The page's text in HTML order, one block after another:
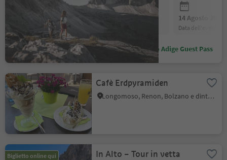
7 Agosto 2026 14 Agosto 2026
data dell'evento
Sconto con Alto Adige Guest Pass
Cafè Erdpyramiden
Posizione: Longomoso, Renon, Bolzano e dintorni
Biglietto online qui
In Alto – Tour in vetta